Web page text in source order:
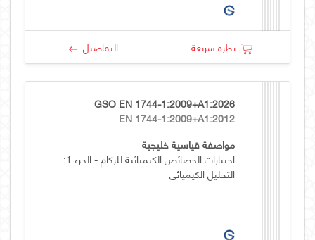
نظرة سريعة التفاصيل
GSO EN 1744-1:2009+A1:2026
EN 1744-1:2009+A1:2012
مواصفة قياسية خليجية
اختبارات الخصائص الكيميائية للركام - الجزء 1:
التحليل الكيميائي